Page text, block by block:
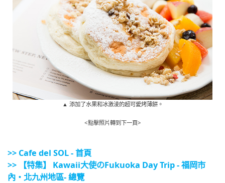
▲ 添加了水果和冰激淩的超可愛烤薄餅。
<點擊照片轉到下一頁>
>> Cafe del SOL - 首頁
>> 【特集】 Kawaii大使のFukuoka Day Trip - 福岡市
內・北九州地區- 總覽